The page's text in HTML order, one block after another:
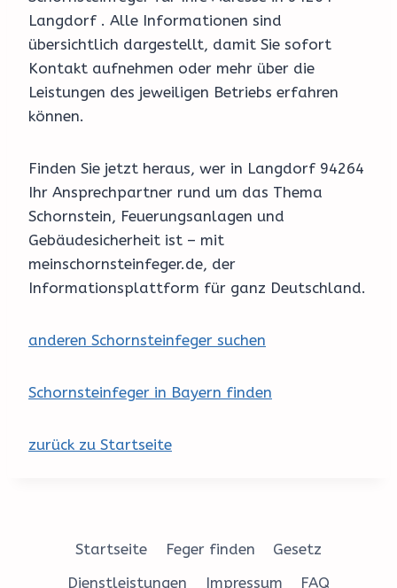
Langdorf . Alle Informationen sind
übersichtlich dargestellt, damit Sie sofort
Kontakt aufnehmen oder mehr über die
Leistungen des jeweiligen Betriebs erfahren
können.
Finden Sie jetzt heraus, wer in Langdorf 94264
Ihr Ansprechpartner rund um das Thema
Schornstein, Feuerungsanlagen und
Gebäudesicherheit ist – mit
meinschornsteinfeger.de, der
Informationsplattform für ganz Deutschland.
anderen Schornsteinfeger suchen
Schornsteinfeger in Bayern finden
zurück zu Startseite
Startseite Feger finden
Gesetz
Dienstleistungen
Impressum FAQ